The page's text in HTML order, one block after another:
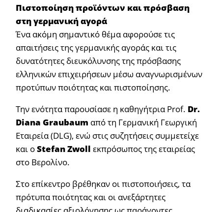
Πιστοποίηση προϊόντων και πρόσβαση
στη γερμανική αγορά
Ένα ακόμη σημαντικό θέμα αφορούσε τις
απαιτήσεις της γερμανικής αγοράς και τις
δυνατότητες διευκόλυνσης της πρόσβασης
ελληνικών επιχειρήσεων μέσω αναγνωρισμένων
προτύπων ποιότητας και πιστοποίησης.
Την ενότητα παρουσίασε η καθηγήτρια Prof. Dr.
Diana Graubaum από τη Γερμανική Γεωργική
Εταιρεία (DLG), ενώ στις συζητήσεις συμμετείχε
και οStefanZwoll εκπρόσωπος της εταιρείας
στο Βερολίνο.
Στο επίκεντρο βρέθηκαν οι πιστοποιήσεις, τα
πρότυπα ποιότητας και οι ανεξάρτητες